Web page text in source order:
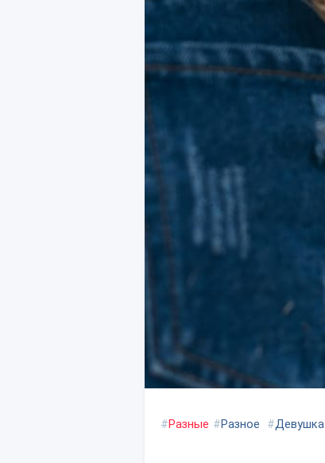
#Разные #Разное #Девушка